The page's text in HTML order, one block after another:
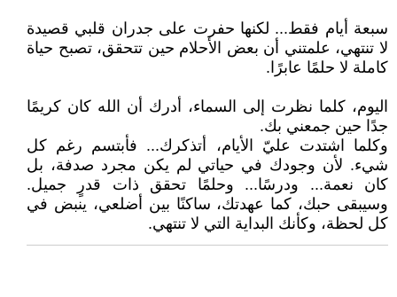
سبعة أيام فقط... لكنها حفرت على جدران قلبي قصيدة
لا تنتهي، علمتني أن بعض الأحلام حين تتحقق، تصبح حياة
كاملة لا حلمًا عابرًا.
اليوم، كلما نظرت إلى السماء، أدرك أن الله كان كريمًا
جدًا حين جمعني بك.
وكلما اشتدت عليّ الأيام، أتذكرك... فأبتسم رغم كل
شيء. لأن وجودك في حياتي لم يكن مجرد صدفة، بل
كان نعمة... ودرسًا... وحلمًا تحقق ذات قدرٍ جميل.
وسيبقى حبك، كما عهدتك، ساكنًا بين أضلعي، ينبض في
كل لحظة، وكأنك البداية التي لا تنتهي.